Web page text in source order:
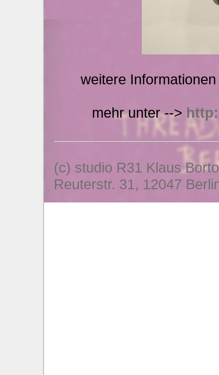
weitere
mehr unter -->
(c) studio R31 Klaus
Reuterstr. 31, 12047